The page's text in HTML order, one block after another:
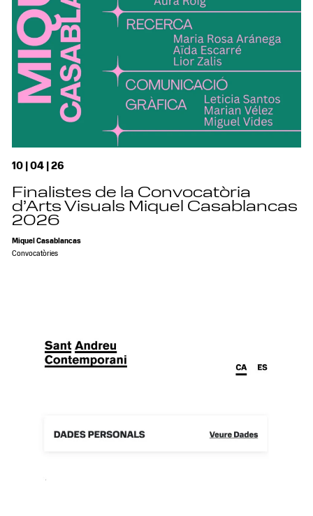
10 | 04 | 26
Finalistes de la Convocatòria
d’Arts Visuals Miquel Casablancas
2026
Miquel Casablancas
Convocatòries